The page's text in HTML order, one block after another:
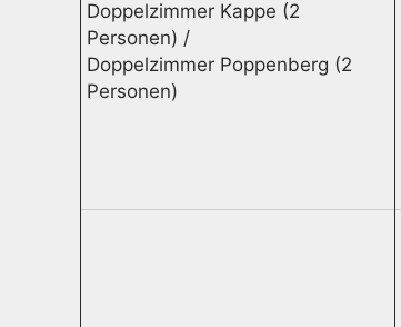
Doppelzimmer Kappe (2
Personen) /
Doppelzimmer Poppenberg (2
Personen)